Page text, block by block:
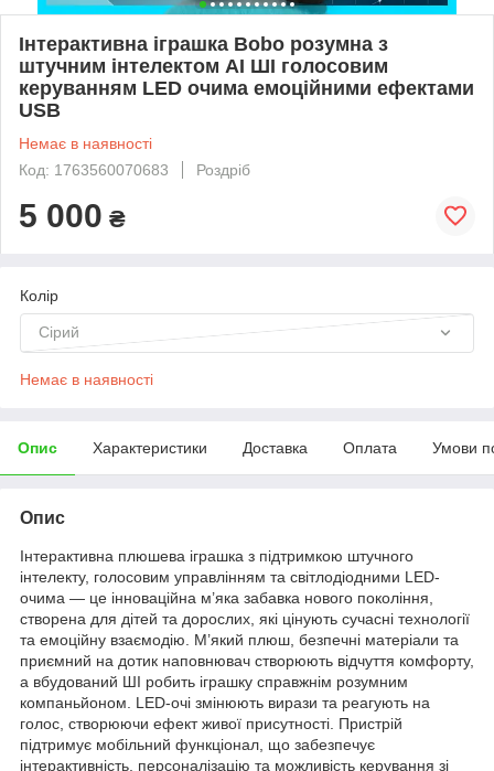
Інтерактивна іграшка Bobo розумна з
штучним інтелектом AI ШІ голосовим
керуванням LED очима емоційними ефектами
USB
Немає в наявності
Код: 1763560070683
Роздріб
5 000 ₴
Колір
Сірий
Немає в наявності
Опис Характеристики Доставка Оплата Умови
Опис
Інтерактивна плюшева іграшка з підтримкою штучного
інтелекту, голосовим управлінням та світлодіодними LED-
очима — це інноваційна м’яка забавка нового покоління,
створена для дітей та дорослих, які цінують сучасні технології
та емоційну взаємодію. М’який плюш, безпечні матеріали та
приємний на дотик наповнювач створюють відчуття комфорту,
а вбудований ШІ робить іграшку справжнім розумним
компаньйоном. LED-очі змінюють вирази та реагують на
голос, створюючи ефект живої присутності. Пристрій
підтримує мобільний функціонал, що забезпечує
інтерактивність, персоналізацію та можливість керування зі